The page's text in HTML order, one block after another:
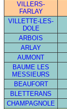
VILLERS-
FARLAY
VILLETTE-LES-
DOLE
ARBOIS
ARLAY
AUMONT
BAUME LES
MESSIEURS
BEAUFORT
BLETTERANS
CHAMPAGNOLE